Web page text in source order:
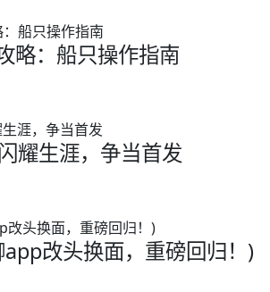
略：船只操作指南
耀生涯，争当首发
改头换面，重磅回归！)